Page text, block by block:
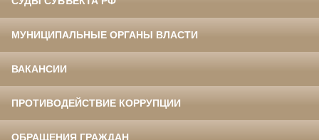
МУНИЦИПАЛЬНЫЕ ОРГАНЫ ВЛАСТИ
ВАКАНСИИ
ПРОТИВОДЕЙСТВИЕ КОРРУПЦИИ
ОБРАЩЕНИЯ ГРАЖДАН